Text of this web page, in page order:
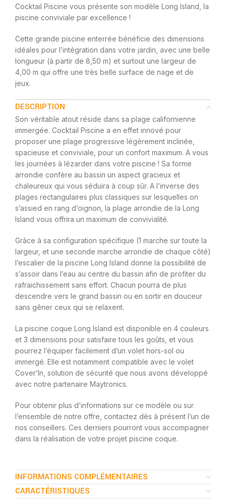
Cocktail Piscine vous présente son modèle Long Island, la
piscine conviviale par excellence !
Cette grande piscine enterrée bénéficie des dimensions
idéales pour l’intégration dans votre jardin, avec une belle
longueur (à partir de 8,50 m) et surtout une largeur de
4,00 m qui offre une très belle surface de nage et de
jeux.
DESCRIPTION
Son véritable atout réside dans sa plage californienne
immergée. Cocktail Piscine a en effet innové pour
proposer une plage progressive légèrement inclinée,
spacieuse et conviviale, pour un confort maximum. A vous
les journées à lézarder dans votre piscine ! Sa forme
arrondie confère au bassin un aspect gracieux et
chaleureux qui vous séduira à coup sûr. A l’inverse des
plages rectangulaires plus classiques sur lesquelles on
s’assied en rang d’oignon, la plage arrondie de la Long
Island vous offrira un maximum de convivialité.
Grâce à sa configuration spécifique (1 marche sur toute la
largeur, et une seconde marche arrondie de chaque côté)
l’escalier de la piscine Long Island donne la possibilité de
s’assoir dans l’eau au centre du bassin afin de profiter du
rafraichissement sans effort. Chacun pourra de plus
descendre vers le grand bassin ou en sortir en douceur
sans gêner ceux qui se relaxent.
La piscine coque Long Island est disponible en 4 couleurs
et 3 dimensions pour satisfaire tous les goûts, et vous
pourrez l’équiper facilement d’un volet hors-sol ou
immergé. Elle est notamment compatible avec le volet
Cover’In, solution de sécurité que nous avons développé
avec notre partenaire Maytronics.
Pour obtenir plus d’informations sur ce modèle ou sur
l’ensemble de notre offre, contactez dès à présent l’un de
nos conseillers. Ces derniers pourront vous accompagner
dans la réalisation de votre projet piscine coque.
INFORMATIONS COMPLÉMENTAIRES
CARACTÉRISTIQUES